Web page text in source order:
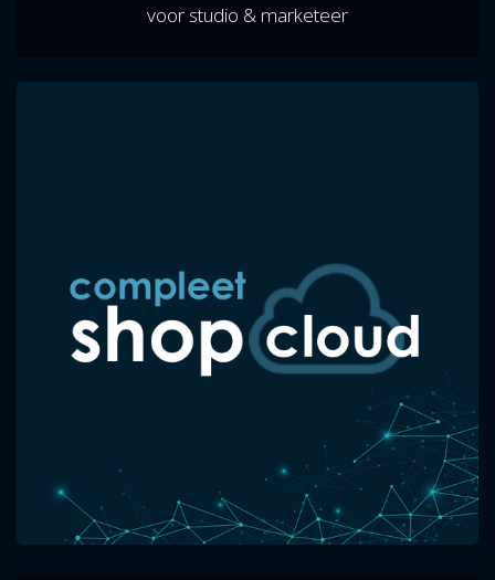
voor studio & marketeer